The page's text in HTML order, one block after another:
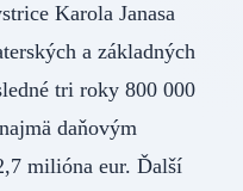
Karola Janasa
a základných
tri roky 800 000
daňovým
milióna eur. Ďalší